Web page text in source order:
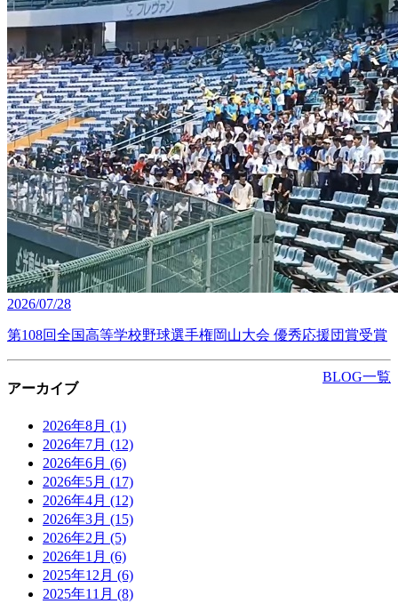
2026/07/28
第108回全国高等学校野球選手権岡山大会 優秀応援団賞受賞
BLOG一覧
アーカイブ
2026年8月 (1)
2026年7月 (12)
2026年6月 (6)
2026年5月 (17)
2026年4月 (12)
2026年3月 (15)
2026年2月 (5)
2026年1月 (6)
2025年12月 (6)
2025年11月 (8)